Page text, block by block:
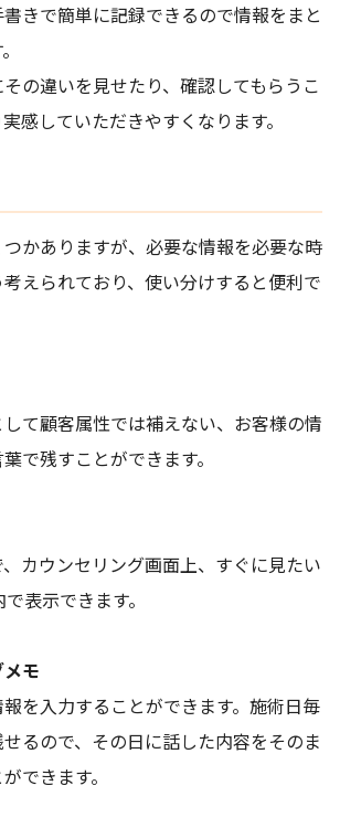
きで簡単に記録できるので情報をまと
の違いを見せたり、確認してもらうこ
感していただきやすくなります。
かありますが、必要な情報を必要な時
えられており、使い分けすると便利で
て顧客属性では補えない、お客様の情
で残すことができます。
カウンセリング画面上、すぐに見たい
表示できます。
モ
を入力することができます。施術日毎
るので、その日に話した内容をそのま
できます。